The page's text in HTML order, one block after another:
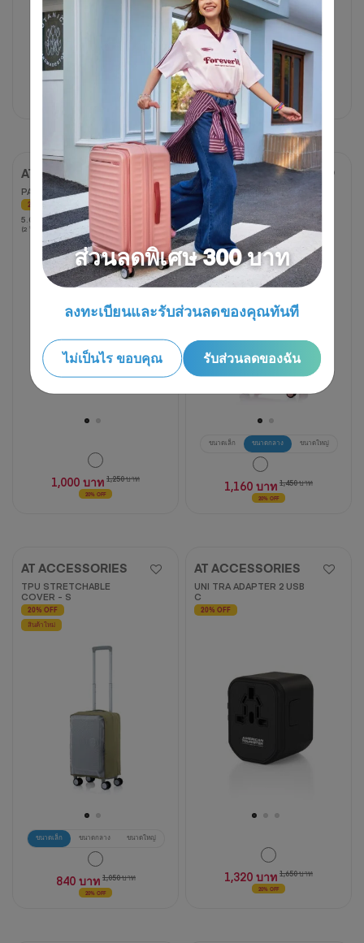
ส่วนลดพิเศษ 300 บาท
ลงทะเบียนและรับส่วนลดของคุณทันที
ไม่เป็นไร ขอบคุณ รับส่วนลดของฉัน
312 บาท
ขนาดเล็ก ขนาดกลาง
316 บาท
60% OFF
AT ACCESSORIES
PACKABLE DUFFLE
20% OFF
5.0
(2 รีวิว)
5.0
จาก
1,000 บาท 1,250 บาท
20% OFF
ขนาดเล็ก ขนาดกลาง ขนาดใหญ่
AT ACCESSORIES
BO LUGGAGE COVER M-
BBEAR
20% OFF
5.0
(1 รีวิว)
5.0
จาก
5
ดาว
บท
1,160 บาท 1,450 บาท
20% OFF
ขนาดเล็ก ขนาดกลาง ขนาดใหญ่
AT ACCESSORIES
TPU STRETCHABLE
COVER - S
20% OFF
สินค้าใหม่
840 บาท 1,050 บาท
20% OFF
AT ACCESSORIES
UNI TRA ADAPTER 2 USB
C
20% OFF
1,320 บาท 1,650 บาท
20% OFF